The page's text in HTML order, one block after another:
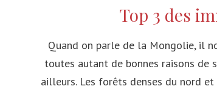
Pays-Bas
Italie
France
Top 3 des
Quand on parle de la Mongolie, il
toutes autant de bonnes raisons de
ailleurs. Les forêts denses du nord